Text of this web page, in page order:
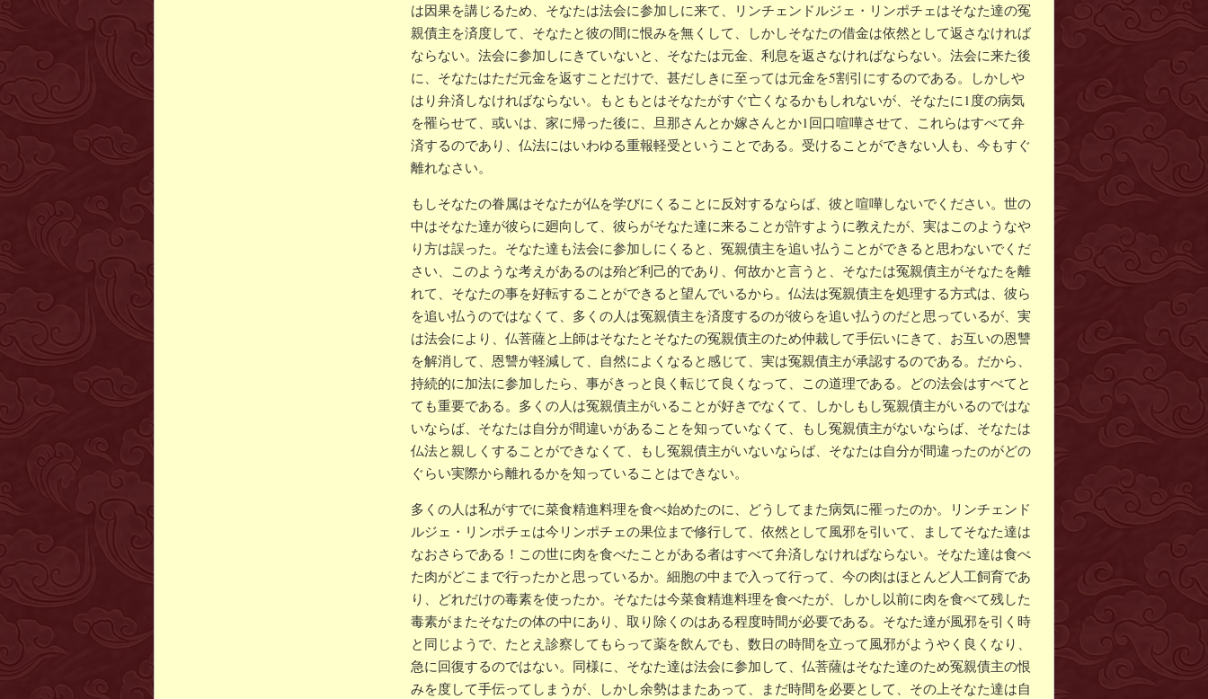
は因果を講じるため、そなたは法会に参加しに来て、リンチェンドルジェ・リンポチェはそなた達の冤
親債主を済度して、そなたと彼の間に恨みを無くして、しかしそなたの借金は依然として返さなければ
ならない。法会に参加しにきていないと、そなたは元金、利息を返さなければならない。法会に来た後
に、そなたはただ元金を返すことだけで、甚だしきに至っては元金を5割引にするのである。しかしや
はり弁済しなければならない。もともとはそなたがすぐ亡くなるかもしれないが、そなたに1度の病気
を罹らせて、或いは、家に帰った後に、旦那さんとか嫁さんとか1回口喧嘩させて、これらはすべて弁
済するのであり、仏法にはいわゆる重報軽受ということである。受けることができない人も、今もすぐ
離れなさい。
もしそなたの眷属はそなたが仏を学びにくることに反対するならば、彼と喧嘩しないでください。世の
中はそなた達が彼らに廻向して、彼らがそなた達に来ることが許すように教えたが、実はこのようなや
り方は誤った。そなた達も法会に参加しにくると、冤親債主を追い払うことができると思わないでくだ
さい、このような考えがあるのは殆ど利己的であり、何故かと言うと、そなたは冤親債主がそなたを離
れて、そなたの事を好転することができると望んでいるから。仏法は冤親債主を処理する方式は、彼ら
を追い払うのではなくて、多くの人は冤親債主を済度するのが彼らを追い払うのだと思っているが、実
は法会により、仏菩薩と上師はそなたとそなたの冤親債主のため仲裁して手伝いにきて、お互いの恩讐
を解消して、恩讐が軽減して、自然によくなると感じて、実は冤親債主が承認するのである。だから、
持続的に加法に参加したら、事がきっと良く転じて良くなって、この道理である。どの法会はすべてと
ても重要である。多くの人は冤親債主がいることが好きでなくて、しかしもし冤親債主がいるのではな
いならば、そなたは自分が間違いがあることを知っていなくて、もし冤親債主がないならば、そなたは
仏法と親しくすることができなくて、もし冤親債主がいないならば、そなたは自分が間違ったのがどの
ぐらい実際から離れるかを知っていることはできない。
多くの人は私がすでに菜食精進料理を食べ始めたのに、どうしてまた病気に罹ったのか。リンチェンド
ルジェ・リンポチェは今リンポチェの果位まで修行して、依然として風邪を引いて、ましてそなた達は
なおさらである！この世に肉を食べたことがある者はすべて弁済しなければならない。そなた達は食べ
た肉がどこまで行ったかと思っているか。細胞の中まで入って行って、今の肉はほとんど人工飼育であ
り、どれだけの毒素を使ったか。そなたは今菜食精進料理を食べたが、しかし以前に肉を食べて残した
毒素がまたそなたの体の中にあり、取り除くのはある程度時間が必要である。そなた達が風邪を引く時
と同じようで、たとえ診察してもらって薬を飲んでも、数日の時間を立って風邪がようやく良くなり、
急に回復するのではない。同様に、そなた達は法会に参加して、仏菩薩はそなた達のため冤親債主の恨
みを度して手伝ってしまうが、しかし余勢はまたあって、まだ時間を必要として、その上そなた達は自